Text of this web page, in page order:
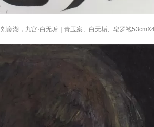
刘彦湖，九宫·白无垢｜青玉案、白无垢、皂罗袍